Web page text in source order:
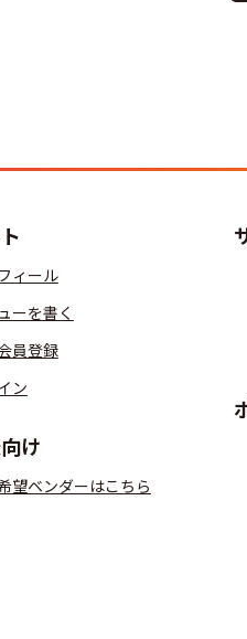
ィール
ーを書く
員登録
ン
け
望ベンダーはこちら